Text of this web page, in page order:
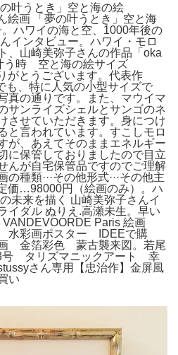
叶うとき」空と海の絵
絵画 「夢の叶うとき」空と海
ハワイの海と空、1000年後の
インタビュー。ハワイ・モロ
、山崎美弥子さんの作品「oka
う時 空と海の絵サイズ
がとうございます。代表作
も、特に人気の小型サイズで
真の通りです。また、マウイマ
サンライズシェルとサンゴのネ
させていただきます。身につけ
と言われています。すこしモロ
が、あえてそのままエネルギー
に保管しておりましたので目立
んが自宅保管品ですのでご理解
種類···その他形式···その他主
価…98000円（絵画のみ）。ハ
未来を描く 山崎美弥子さんイ
イダル ぬりえ.高瀬未生。早い
Paris 絵画
彩画ポスター IDEEで購
金箔彩色 蒙古襲来図。若尾
タリズマニックアート 幸
さん専用【忠治作】金屏風
い